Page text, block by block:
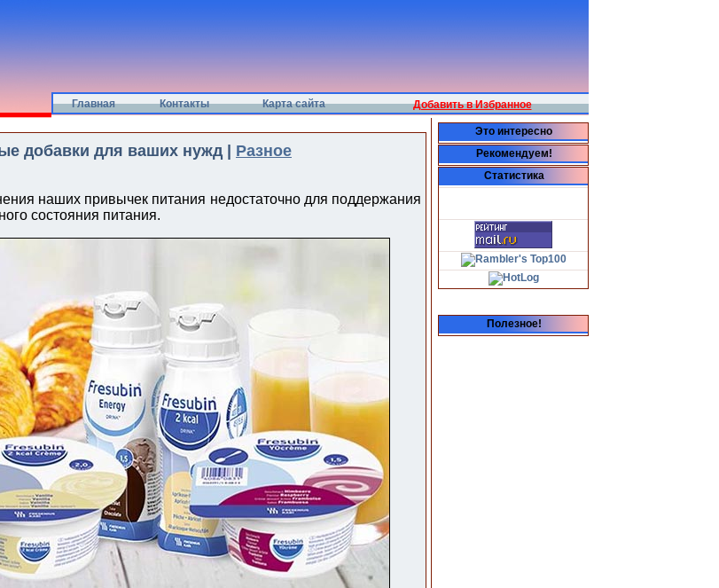
Главная Контакты Карта сайта Добавить в Избранное
добавки для ваших нужд | Разное
наших привычек питания недостаточно для поддержания
состояния питания.
Это интересно
Рекомендуем!
Статистика
Полезное!